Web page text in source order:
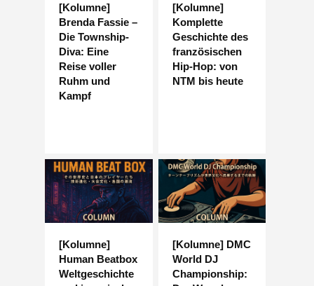
[Kolumne]
Brenda Fassie –
Die Township-
Diva: Eine
Reise voller
Ruhm und
Kampf
[Kolumne]
Komplette
Geschichte des
französischen
Hip-Hop: von
NTM bis heute
[Kolumne]
Human Beatbox
Weltgeschichte
[Kolumne] DMC
World DJ
Championship: